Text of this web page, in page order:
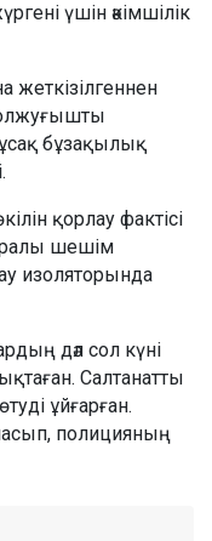
үшін әкімшілік
жеткізілгеннен
бұзақылық
қорлау фактісі
шешім
изоляторында
дәл сол күні
Салтанатты
ұйғарған.
полицияның